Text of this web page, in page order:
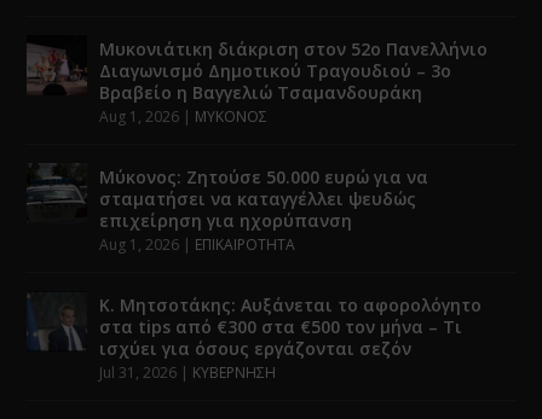
Μυκονιάτικη διάκριση στον 52ο Πανελλήνιο
Διαγωνισμό Δημοτικού Τραγουδιού – 3ο
Βραβείο η Βαγγελιώ Τσαμανδουράκη
Aug 1, 2026 | ΜΥΚΟΝΟΣ
Μύκονος: Ζητούσε 50.000 ευρώ για να
σταματήσει να καταγγέλλει ψευδώς
επιχείρηση για ηχορύπανση
Aug 1, 2026 | ΕΠΙΚΑΙΡΟΤΗΤΑ
Κ. Μητσοτάκης: Αυξάνεται το αφορολόγητο
στα tips από €300 στα €500 τον μήνα – Τι
ισχύει για όσους εργάζονται σεζόν
Jul 31, 2026 | ΚΥΒΕΡΝΗΣΗ